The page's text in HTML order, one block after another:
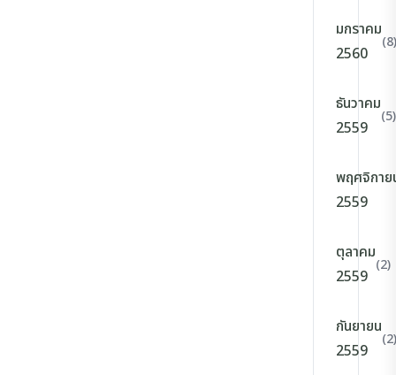
มกราคม
2560
(8)
ธันวาคม
2559
(5)
พฤศจิกาย
2559
ตุลาคม
2559
(2)
กันยายน
2559
(2)